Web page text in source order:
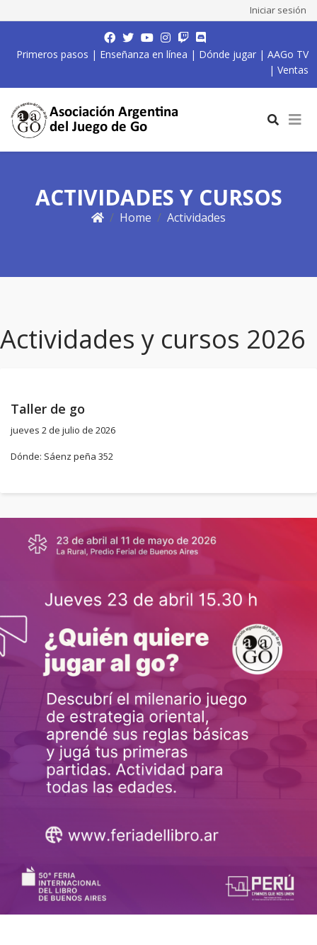
Iniciar sesión
Primeros pasos | Enseñanza en línea | Dónde jugar | AAGo TV
| Ventas
ACTIVIDADES Y CURSOS
Home Actividades
Actividades y cursos 2026
Taller de go
jueves 2 de julio de 2026
Dónde: Sáenz peña 352